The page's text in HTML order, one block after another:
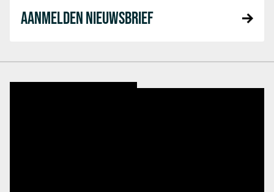
AANMELDEN NIEUWSBRIEF